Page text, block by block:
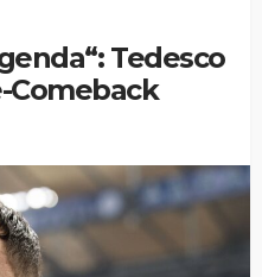
Tedesco
Comeback